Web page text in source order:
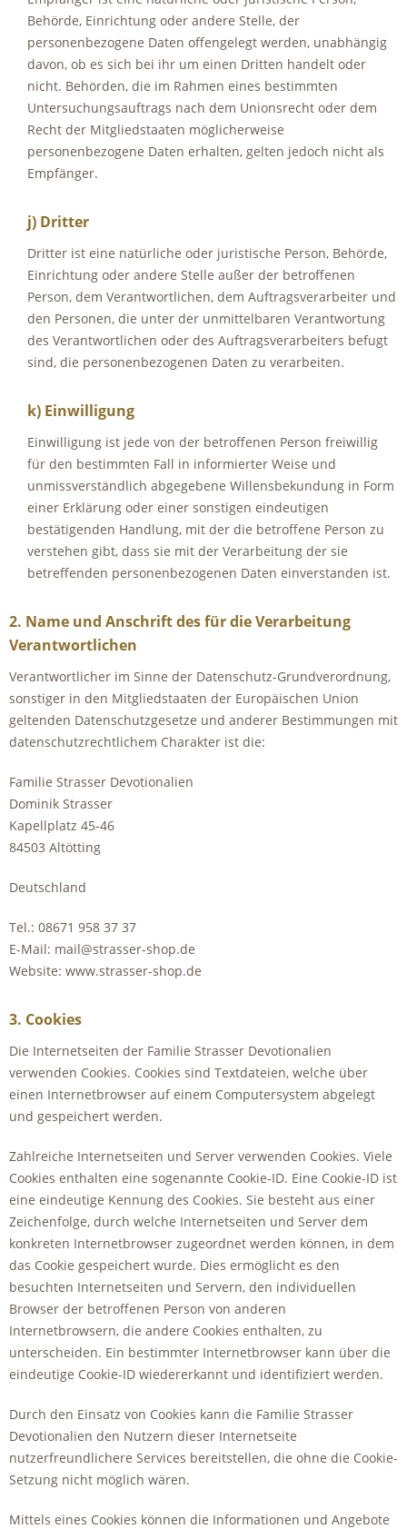
Behörde, Einrichtung oder andere Stelle, der
personenbezogene Daten offengelegt werden, unabhängig
davon, ob es sich bei ihr um einen Dritten handelt oder
nicht. Behörden, die im Rahmen eines bestimmten
Untersuchungsauftrags nach dem Unionsrecht oder dem
Recht der Mitgliedstaaten möglicherweise
personenbezogene Daten erhalten, gelten jedoch nicht als
Empfänger.
j) Dritter
Dritter ist eine natürliche oder juristische Person, Behörde,
Einrichtung oder andere Stelle außer der betroffenen
Person, dem Verantwortlichen, dem Auftragsverarbeiter und
den Personen, die unter der unmittelbaren Verantwortung
des Verantwortlichen oder des Auftragsverarbeiters befugt
sind, die personenbezogenen Daten zu verarbeiten.
k) Einwilligung
Einwilligung ist jede von der betroffenen Person freiwillig
für den bestimmten Fall in informierter Weise und
unmissverständlich abgegebene Willensbekundung in Form
einer Erklärung oder einer sonstigen eindeutigen
bestätigenden Handlung, mit der die betroffene Person zu
verstehen gibt, dass sie mit der Verarbeitung der sie
betreffenden personenbezogenen Daten einverstanden ist.
2. Name und Anschrift des für die Verarbeitung
Verantwortlichen
Verantwortlicher im Sinne der Datenschutz-Grundverordnung,
sonstiger in den Mitgliedstaaten der Europäischen Union
geltenden Datenschutzgesetze und anderer Bestimmungen mit
datenschutzrechtlichem Charakter ist die:
Familie Strasser Devotionalien
Dominik Strasser
Kapellplatz 45-46
84503 Altötting
Deutschland
Tel.: 08671 958 37 37
E-Mail: mail@strasser-shop.de
Website: www.strasser-shop.de
3. Cookies
Die Internetseiten der Familie Strasser Devotionalien
verwenden Cookies. Cookies sind Textdateien, welche über
einen Internetbrowser auf einem Computersystem abgelegt
und gespeichert werden.
Zahlreiche Internetseiten und Server verwenden Cookies. Viele
Cookies enthalten eine sogenannte Cookie-ID. Eine Cookie-ID ist
eine eindeutige Kennung des Cookies. Sie besteht aus einer
Zeichenfolge, durch welche Internetseiten und Server dem
konkreten Internetbrowser zugeordnet werden können, in dem
das Cookie gespeichert wurde. Dies ermöglicht es den
besuchten Internetseiten und Servern, den individuellen
Browser der betroffenen Person von anderen
Internetbrowsern, die andere Cookies enthalten, zu
unterscheiden. Ein bestimmter Internetbrowser kann über die
eindeutige Cookie-ID wiedererkannt und identifiziert werden.
Durch den Einsatz von Cookies kann die Familie Strasser
Devotionalien den Nutzern dieser Internetseite
nutzerfreundlichere Services bereitstellen, die ohne die Cookie-
Setzung nicht möglich wären.
Mittels eines Cookies können die Informationen und Angebote